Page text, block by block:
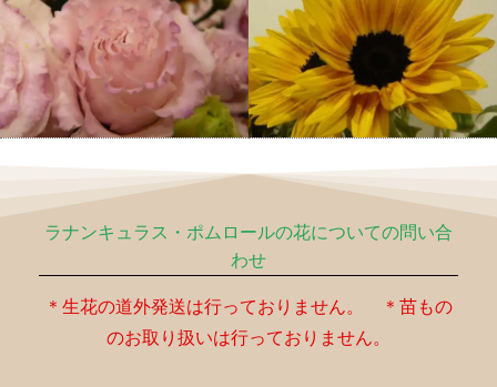
ラナンキュラス・ポムロールの花についての問い合
わせ
＊生花の道外発送は行っておりません。 ＊苗もの
のお取り扱いは行っておりません。